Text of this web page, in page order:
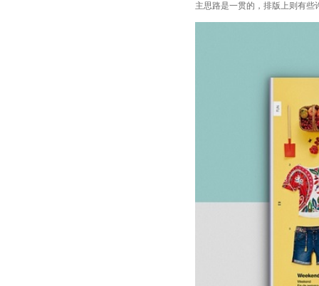
主思路是一贯的，排版上则有